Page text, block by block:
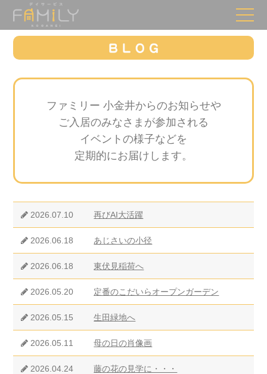
ファミリー 小金井からのお知らせや
ご入居のみなさまが参加される
イベントの様子などを
定期的にお届けします。
2026.07.10 再びAI大活躍
2026.06.18 あじさいの小径
2026.06.18 東伏見稲荷へ
2026.05.20 定番のこだいらオープンガーデン
2026.05.15 生田緑地へ
2026.05.11 母の日の肖像画
2026.04.24 藤の花の見学に・・・